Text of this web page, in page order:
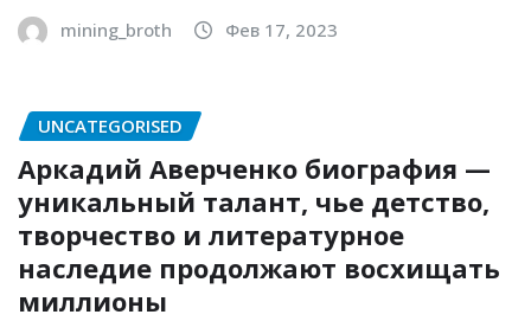
mining_broth Фев 17, 2023
UNCATEGORISED
Аркадий Аверченко биография —
уникальный талант, чье детство,
творчество и литературное
наследие продолжают восхищать
миллионы